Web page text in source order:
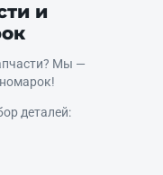
и
Мы —
деталей: